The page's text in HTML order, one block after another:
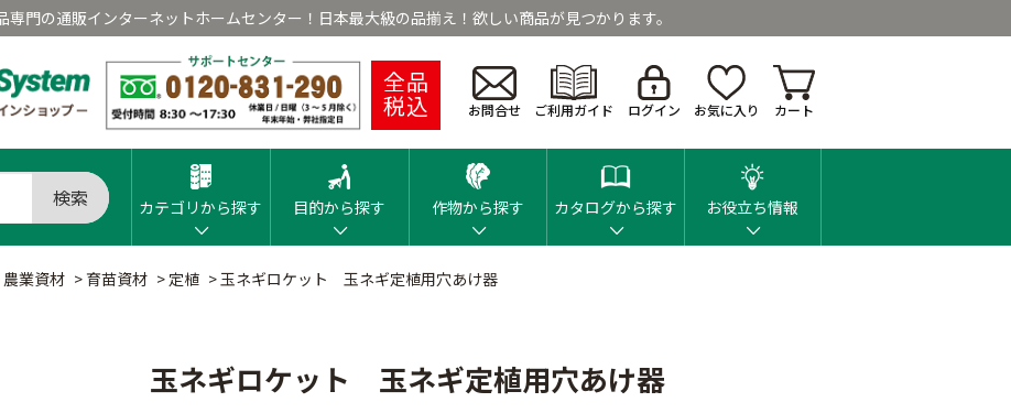
専門の通販インターネットホームセンター！日本最大級の品揃え！欲しい商品が見つかります。
全品
税込 お問合せ ご利用ガイド ログイン お気に入り カート
検索 カテゴリから探す 目的から探す 作物から探す カタログから探す お役立ち情報
農業資材 > 育苗資材 > 定植 >玉ネギロケット 玉ネギ定植用穴あけ器
玉ネギロケット 玉ネギ定植用穴あけ器